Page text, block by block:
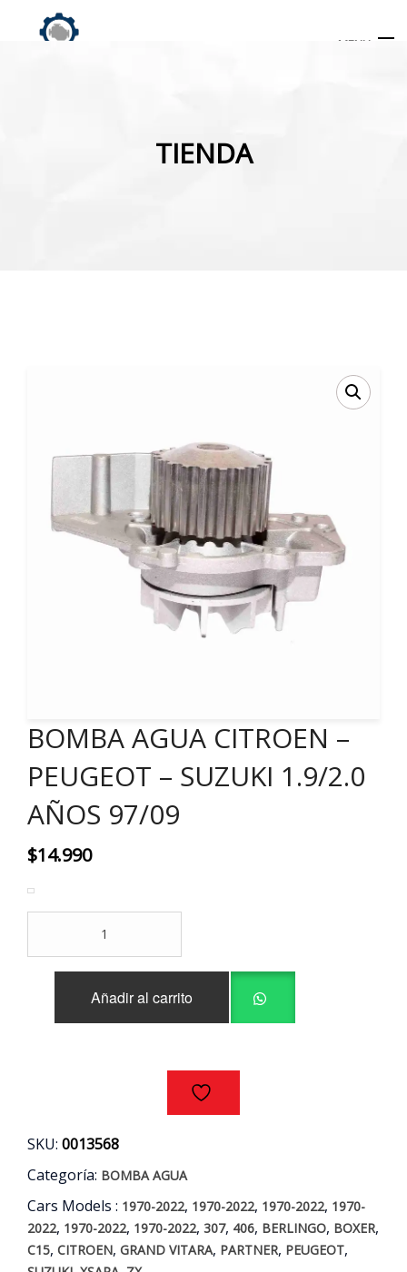
MENU
TIENDA
BOMBA AGUA CITROEN –
PEUGEOT – SUZUKI 1.9/2.0
AÑOS 97/09
$14.990
CITROEN
Añadir al carrito
SKU: 0013568
Categoría: BOMBA AGUA
Cars Models : 1970-2022, 1970-2022, 1970-2022, 1970-
2022, 1970-2022, 1970-2022, 307, 406, BERLINGO, BOXER,
C15, CITROEN, GRAND VITARA, PARTNER, PEUGEOT,